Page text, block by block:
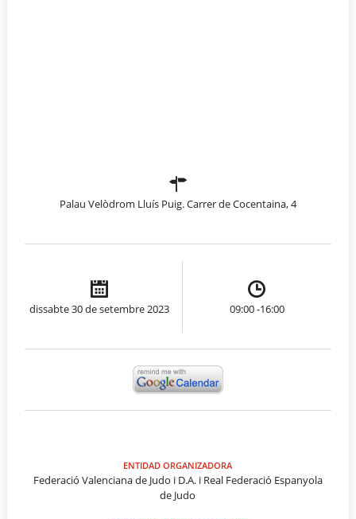
Palau Velòdrom Lluís Puig. Carrer de Cocentaina, 4
dissabte 30 de setembre 2023 09:00 -16:00
ENTIDAD ORGANIZADORA
Federació Valenciana de Judo i D.A. i Real Federació Espanyola
de Judo